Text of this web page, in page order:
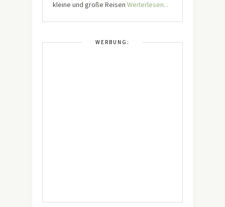
kleine und große Reisen Weiterlesen...
WERBUNG: